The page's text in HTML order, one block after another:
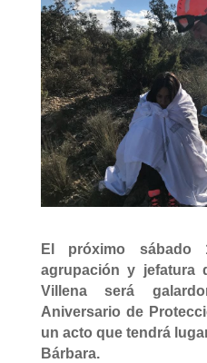
El próximo sábado
agrupación y jefatura
Villena será
Aniversario de
un acto que tendrá
Bárbara.